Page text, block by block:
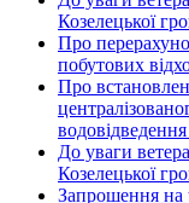
Козелецької
Про
побутових
Про
До уваги
Козелецької
Запрошення на